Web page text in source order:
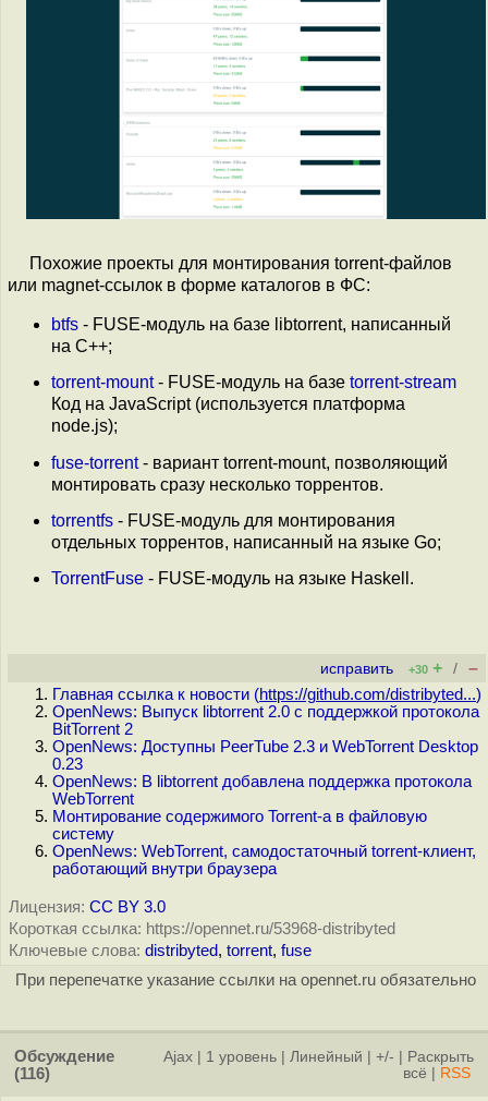
Похожие проекты для монтирования torrent-файлов
или magnet-ссылок в форме каталогов в ФС:
btfs - FUSE-модуль на базе libtorrent, написанный
на C++;
torrent-mount- FUSE-модуль на базе torrent-stream
Код на JavaScript (используется платформа
node.js);
fuse-torrent- вариант torrent-mount, позволяющий
монтировать сразу несколько торрентов.
torrentfs - FUSE-модуль для монтирования
отдельных торрентов, написанный на языке Go;
TorrentFuse - FUSE-модуль на языке Haskell.
исправить +30 + / –
Главная ссылка к новости (https://github.com/distribyted...)
OpenNews: Выпуск libtorrent 2.0 с поддержкой протокола
BitTorrent 2
OpenNews: Доступны PeerTube 2.3 и WebTorrent Desktop
0.23
OpenNews: В libtorrent добавлена поддержка протокола
WebTorrent
Монтирование содержимого Torrent-а в файловую
систему
OpenNews: WebTorrent, самодостаточный torrent-клиент,
работающий внутри браузера
Лицензия: CC BY 3.0
Короткая ссылка: https://opennet.ru/53968-distribyted
Ключевые слова: distribyted, torrent, fuse
При перепечатке указание ссылки на opennet.ru обязательно
Обсуждение
(116)
Ajax 1 уровень Линейный +/-
Раскрыть
всё
RSS